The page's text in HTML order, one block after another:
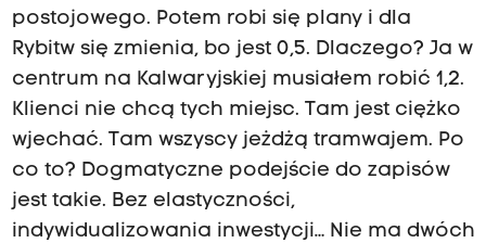
postojowego. Potem robi się plany i dla
Rybitw się zmienia, bo jest 0,5. Dlaczego? Ja w
centrum na Kalwaryjskiej musiałem robić 1,2.
Klienci nie chcą tych miejsc. Tam jest ciężko
wjechać. Tam wszyscy jeżdżą tramwajem. Po
co to? Dogmatyczne podejście do zapisów
jest takie. Bez elastyczności,
indywidualizowania inwestycji… Nie ma dwóch